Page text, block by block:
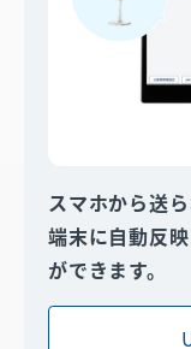
スマホから送
端末に自動反
ができます。